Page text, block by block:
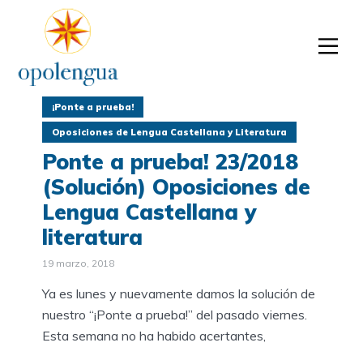
¡Ponte a prueba!
Oposiciones de Lengua Castellana y Literatura
Ponte a prueba! 23/2018
(Solución) Oposiciones de
Lengua Castellana y
literatura
19 marzo, 2018
Ya es lunes y nuevamente damos la solución de
nuestro “¡Ponte a prueba!” del pasado viernes.
Esta semana no ha habido acertantes,